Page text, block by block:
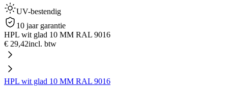
UV-bestendig
10 jaar garantie
HPL wit glad 10 MM RAL 9016
€ 29,42incl. btw
HPL wit glad 10 MM RAL 9016